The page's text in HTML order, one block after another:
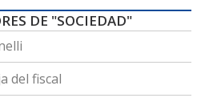
DE "SOCIEDAD"
del fiscal